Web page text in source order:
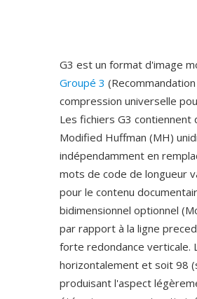
G3 est un format d'image
Groupé 3
compression universelle
Les fichiers G3
Modified Huffman (MH)
indépendamment en
mots de code de longueur
pour le contenu
bidimensionnel optionnel
par rapport à la ligne
forte redondance verticale.
horizontalement et soit 98
produisant l'aspect